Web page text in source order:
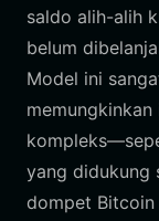
saldo alih-alih
belum
Model ini
yang didukung
dompet